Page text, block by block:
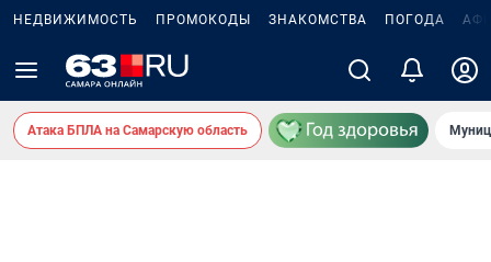
НЕДВИЖИМОСТЬ ПРОМОКОДЫ ЗНАКОМСТВА ПОГОДА
Атака БПЛА на Самарскую область